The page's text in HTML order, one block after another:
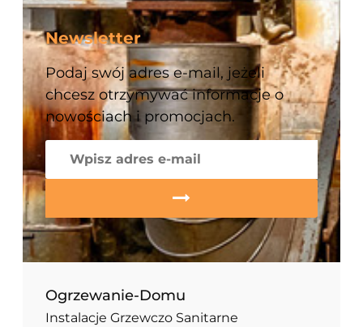
Newsletter
Podaj swój adres e-mail, jeżeli
chcesz otrzymywać informacje o
nowościach i promocjach.
Ogrzewanie-Domu
Instalacje Grzewczo Sanitarne